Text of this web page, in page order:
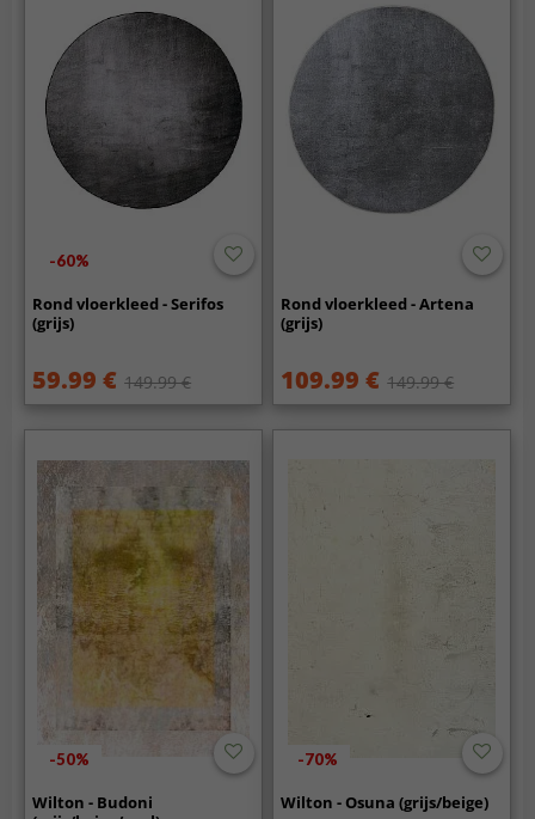
-60%
Rond vloerkleed - Serifos
(grijs)
59.99 € 149.99 €
Rond vloerkleed - Artena
(grijs)
109.99 € 149.99 €
-50%
Wilton - Budoni
-70%
Wilton - Osuna (grijs/beige)